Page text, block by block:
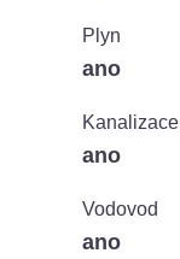
Plyn
ano
Kanalizace
ano
Vodovod
ano